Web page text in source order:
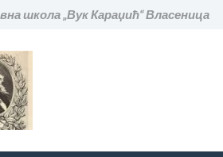
школа „Вук Караџић“ Власеница